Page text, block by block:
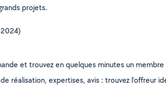
projets.
et trouvez en quelques minutes un
réalisation, expertises, avis : trouvez l'offreur